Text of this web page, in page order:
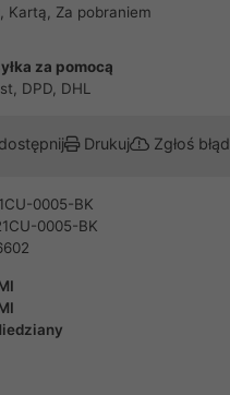
Kartą, Za pobraniem
za pomocą
DPD, DHL
Drukuj Zgłoś błąd
0005-BK
0005-BK